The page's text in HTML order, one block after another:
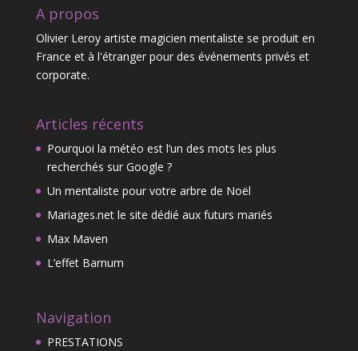
A propos
Olivier Leroy artiste magicien mentaliste se produit en
France et à l'étranger pour des événements privés et
corporate.
Articles récents
Pourquoi la météo est l’un des mots les plus
recherchés sur Google ?
Un mentaliste pour votre arbre de Noël
Mariages.net le site dédié aux futurs mariés
Max Maven
L’effet Barnum
Navigation
PRESTATIONS